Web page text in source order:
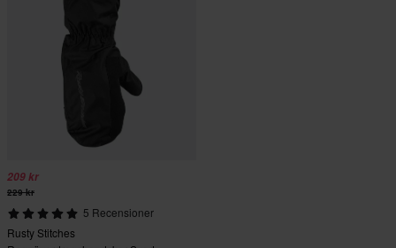
209 kr
229 kr
5 Recensioner
Rusty Stitches